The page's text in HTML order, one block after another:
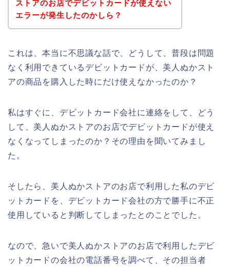
ストアのお店でデビットカードが使えない
エラーが発生したのかしら？
これは、本当に不思議な話で、どうして、普段は問題
なく利用できているデビットカードが、美人ぬかスト
アの商品を購入した時にだけ使えなかったのか？
私はすぐに、デビットカード会社に連絡をして、どう
して、美人ぬかストアのお店でデビットカードが使え
なくなってしまったのか？その理由を聞いてみまし
た。
そしたら、美人ぬかストアのお店で利用した私のデビ
ットカードを、デビットカード会社の方で勝手に不正
使用していると判断してしまったとのことでした。
なので、急いで美人ぬかストアのお店で利用したデビ
ットカードの会社の電話番号を調べて、その担当者